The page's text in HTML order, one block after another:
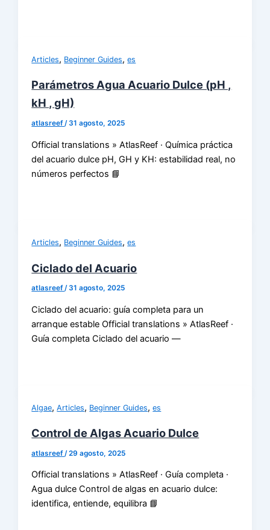
Articles, Beginner Guides,es
Parámetros Agua Acuario Dulce (pH ,
kH , gH)
atlasreef/31 agosto, 2025
Official translations » AtlasReef · Química práctica
del acuario dulce pH, GH y KH: estabilidad real, no
números perfectos 📘
Articles, Beginner Guides,es
Ciclado del Acuario
atlasreef/31 agosto, 2025
Ciclado del acuario: guía completa para un
arranque estable Official translations » AtlasReef ·
Guía completa Ciclado del acuario —
Algae,Articles, Beginner Guides,es
Control de Algas Acuario Dulce
atlasreef /29 agosto, 2025
Official translations » AtlasReef · Guía completa ·
Agua dulce Control de algas en acuario dulce:
identifica, entiende, equilibra 📘